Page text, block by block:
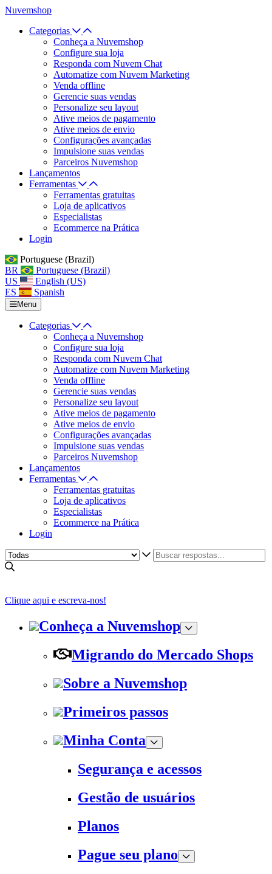
Nuvemshop
Categorias
Conheça a Nuvemshop
Configure sua loja
Responda com Nuvem Chat
Automatize com Nuvem Marketing
Venda offline
Gerencie suas vendas
Personalize seu layout
Ative meios de pagamento
Ative meios de envio
Configurações avançadas
Impulsione suas vendas
Parceiros Nuvemshop
Lançamentos
Ferramentas
Ferramentas gratuitas
Loja de aplicativos
Especialistas
Ecommerce na Prática
Login
Portuguese (Brazil)
BR
Portuguese (Brazil)
US
English (US)
ES
Spanish
Menu
Categorias
Conheça a Nuvemshop
Configure sua loja
Responda com Nuvem Chat
Automatize com Nuvem Marketing
Venda offline
Gerencie suas vendas
Personalize seu layout
Ative meios de pagamento
Ative meios de envio
Configurações avançadas
Impulsione suas vendas
Parceiros Nuvemshop
Lançamentos
Ferramentas
Ferramentas gratuitas
Loja de aplicativos
Especialistas
Ecommerce na Prática
Login
Clique aqui e escreva-nos!
Conheça a Nuvemshop
Migrando do Mercado Shops
Sobre a Nuvemshop
Primeiros passos
Minha Conta
Segurança e acessos
Gestão de usuários
Planos
Pague seu plano